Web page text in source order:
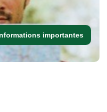
importantes